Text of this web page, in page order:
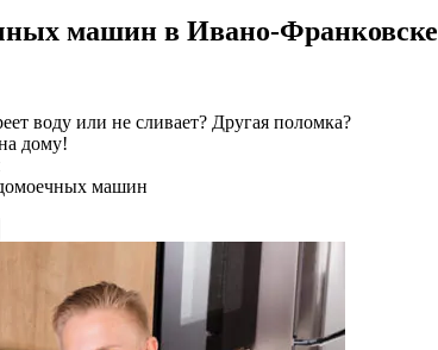
машин в Ивано-Франковске
воду или не сливает? Другая поломка?
дому!
машин